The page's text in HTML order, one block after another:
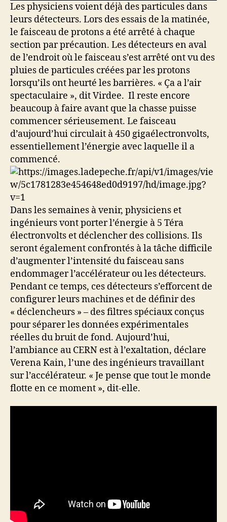
Les physiciens voient déjà des particules dans
leurs détecteurs. Lors des essais de la matinée,
le faisceau de protons a été arrêté à chaque
section par précaution. Les détecteurs en aval
de l’endroit où le faisceau s’est arrêté ont vu des
pluies de particules créées par les protons
lorsqu’ils ont heurté les barrières. « Ça a l’air
spectaculaire », dit Virdee. Il reste encore
beaucoup à faire avant que la chasse puisse
commencer sérieusement. Le faisceau
d’aujourd’hui circulait à 450 gigaélectronvolts,
essentiellement l’énergie avec laquelle il a
commencé.
Dans les semaines à venir, physiciens et
ingénieurs vont porter l’énergie à 5 Téra
électronvolts et déclencher des collisions. Ils
seront également confrontés à la tâche difficile
d’augmenter l’intensité du faisceau sans
endommager l’accélérateur ou les détecteurs.
Pendant ce temps, ces détecteurs s’efforcent de
configurer leurs machines et de définir des
« déclencheurs » – des filtres spéciaux conçus
pour séparer les données expérimentales
réelles du bruit de fond. Aujourd’hui,
l’ambiance au CERN est à l’exaltation, déclare
Verena Kain, l’une des ingénieurs travaillant
sur l’accélérateur. « Je pense que tout le monde
flotte en ce moment », dit-elle.